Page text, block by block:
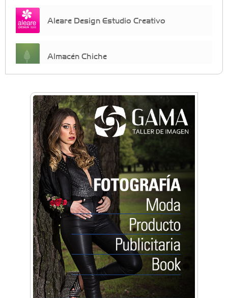
Aleare Design Estudio Creativo
Almacén Chiche
crecimiento personal
Arq. Horacio Alejandro Sánchez
Artística ApasionArte
Artística Catalina
Artística Veral
BAIC Ramos Mejía